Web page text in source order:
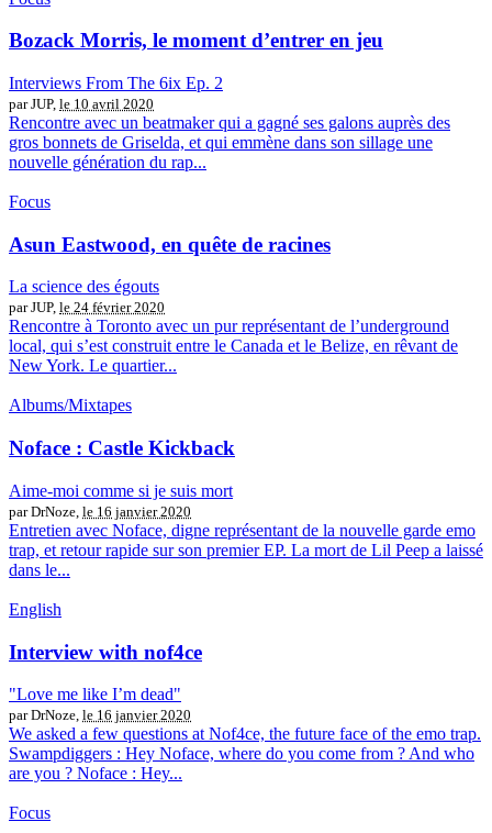
Bozack Morris, le moment d’entrer en jeu
Interviews From The 6ix Ep. 2
par JUP, le 10 avril 2020
Rencontre avec un beatmaker qui a gagné ses galons auprès des
gros bonnets de Griselda, et qui emmène dans son sillage une
nouvelle génération du rap...
Focus
Asun Eastwood, en quête de racines
La science des égouts
par JUP, le 24 février 2020
Rencontre à Toronto avec un pur représentant de l’underground
local, qui s’est construit entre le Canada et le Belize, en rêvant de
New York. Le quartier...
Albums/Mixtapes
Noface : Castle Kickback
Aime-moi comme si je suis mort
par DrNoze, le 16 janvier 2020
Entretien avec Noface, digne représentant de la nouvelle garde emo
trap, et retour rapide sur son premier EP. La mort de Lil Peep a laissé
dans le...
English
Interview with nof4ce
"Love me like I’m dead"
par DrNoze, le 16 janvier 2020
We asked a few questions at Nof4ce, the future face of the emo trap.
Swampdiggers : Hey Noface, where do you come from ? And who
are you ? Noface : Hey...
Focus